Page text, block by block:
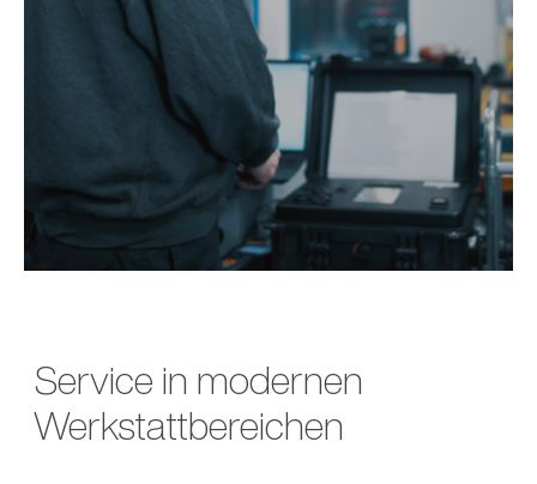
Service in modernen
Werkstattbereichen